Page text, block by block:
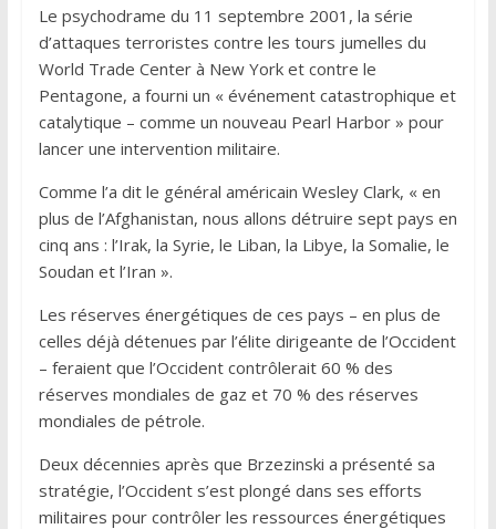
Le psychodrame du 11 septembre 2001, la série
d’attaques terroristes contre les tours jumelles du
World Trade Center à New York et contre le
Pentagone, a fourni un « événement catastrophique et
catalytique – comme un nouveau Pearl Harbor » pour
lancer une intervention militaire.
Comme l’a dit le général américain Wesley Clark, « en
plus de l’Afghanistan, nous allons détruire sept pays en
cinq ans : l’Irak, la Syrie, le Liban, la Libye, la Somalie, le
Soudan et l’Iran ».
Les réserves énergétiques de ces pays – en plus de
celles déjà détenues par l’élite dirigeante de l’Occident
– feraient que l’Occident contrôlerait 60 % des
réserves mondiales de gaz et 70 % des réserves
mondiales de pétrole.
Deux décennies après que Brzezinski a présenté sa
stratégie, l’Occident s’est plongé dans ses efforts
militaires pour contrôler les ressources énergétiques